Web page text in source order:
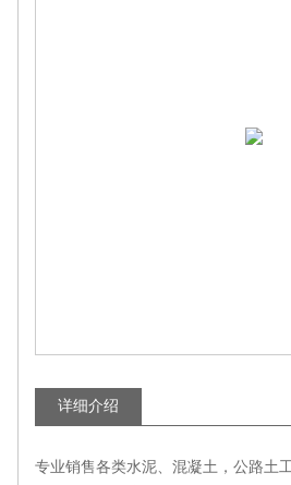
详细介绍
专业销售各类水泥、混凝土，公路土